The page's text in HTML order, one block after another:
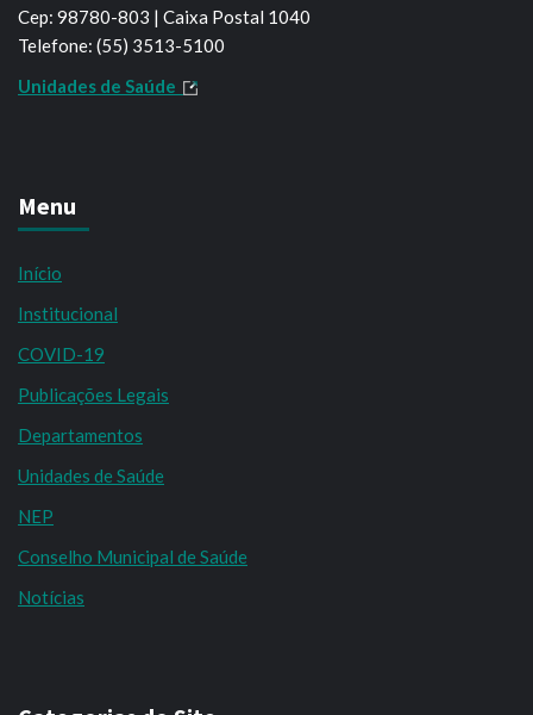
Cep: 98780-803 | Caixa Postal 1040
Telefone: (55) 3513-5100
Unidades de Saúde
Menu
Início
Institucional
COVID-19
Publicações Legais
Departamentos
Unidades de Saúde
NEP
Conselho Municipal de Saúde
Notícias